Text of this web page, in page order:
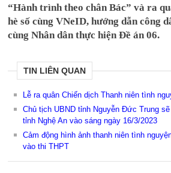
“Hành trình theo chân Bác” và ra
hè số cùng VNeID, hướng dẫn công
cùng Nhân dân thực hiện Đề án 06.
TIN LIÊN QUAN
Lễ ra quân Chiến dịch Thanh niên tình
Chủ tịch UBND tỉnh Nguyễn Đức Trung
tỉnh Nghệ An vào sáng ngày 16/3/2023
Cảm động hình ảnh thanh niên tình
vào thi THPT